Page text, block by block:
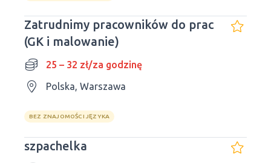
Zatrudnimy pracowników do prac
(GK i malowanie)
25 – 32 zł/za godzinę
Polska, Warszawa
BEZ ZNAJOMOŚCI JĘZYKA
szpachelka